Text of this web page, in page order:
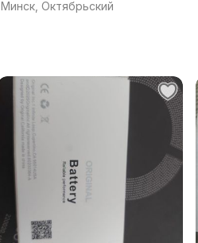
Минск, Октябрьский